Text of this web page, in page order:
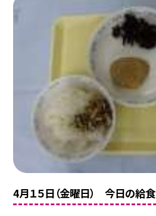
4月１５日（金曜日） 今日の給食